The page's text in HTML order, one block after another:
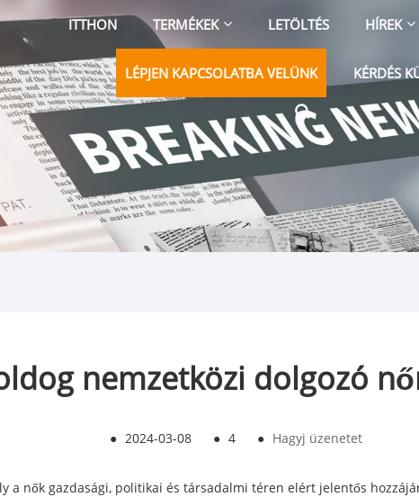
ITTHON TERMÉKEK LETÖLTÉS HÍREK
LÉPJEN KAPCSOLATBA VELÜNK KÉRDÉS
nemzetközi dolgozó
● 2024-03-08 ● 4 ● Hagyj üzenetet
a nők gazdasági, politikai és társadalmi téren elért jelentős